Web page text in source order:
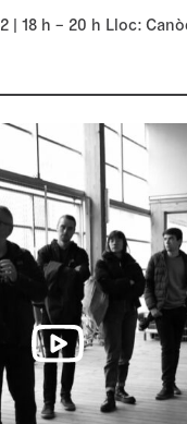
| 18 h – 20 h Lloc: